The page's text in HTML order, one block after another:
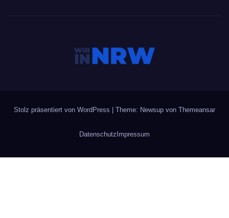
Stolz präsentiert von WordPress Theme: Newsup von Themeansar
Datenschutz Impressum